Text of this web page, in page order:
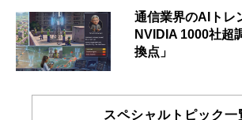
通信業界のAIト
NVIDIA 1000社超
換点」
スペシャルトピック一